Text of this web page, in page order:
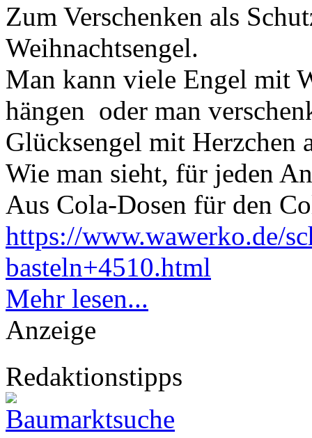
Zum Verschenken als
Weihnachtsengel.
Man kann viele Engel mit
hängen oder man
Glücksengel mit Herzchen
Wie man sieht, für jeden
Aus Cola-Dosen für den
https://www.wawerko.de/
basteln+4510.html
Mehr lesen...
Anzeige
Redaktionstipps